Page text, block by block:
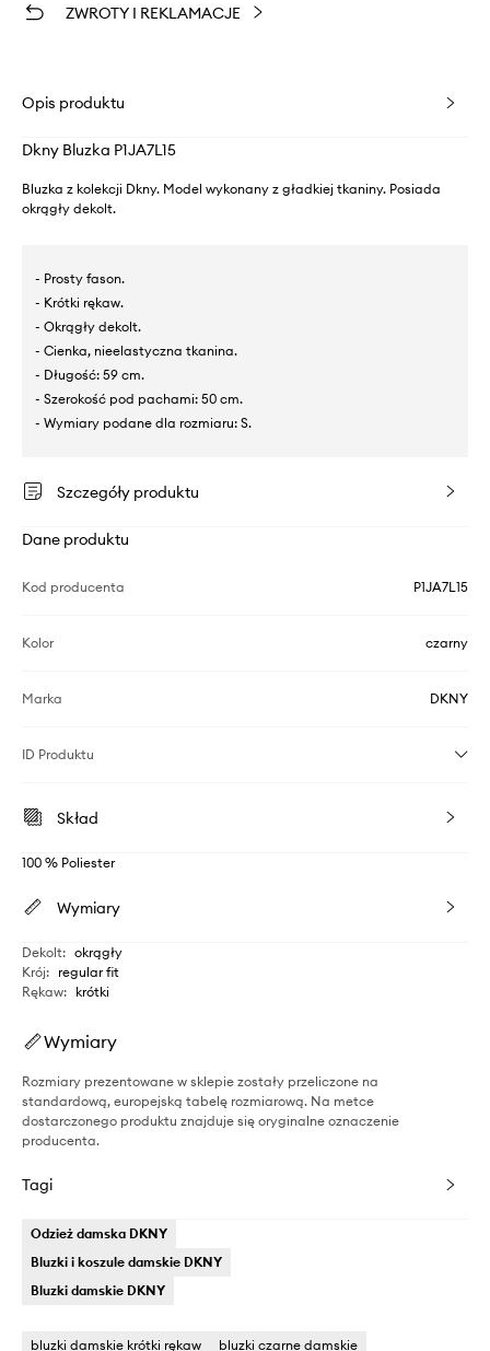
ZWROTY I REKLAMACJE
Opis produktu
Dkny Bluzka P1JA7L15
Bluzka z kolekcji Dkny. Model wykonany z gładkiej tkaniny. Posiada
okrągły dekolt.
- Prosty fason.
- Krótki rękaw.
- Okrągły dekolt.
- Cienka, nieelastyczna tkanina.
- Długość: 59 cm.
- Szerokość pod pachami: 50 cm.
- Wymiary podane dla rozmiaru: S.
Szczegóły produktu
Dane produktu
Kod producenta P1JA7L15
Kolor czarny
Marka DKNY
ID Produktu
Skład
100 % Poliester
Wymiary
Dekolt: okrągły
Krój: regular fit
Rękaw: krótki
Wymiary
Rozmiary prezentowane w sklepie zostały przeliczone na
standardową, europejską tabelę rozmiarową. Na metce
dostarczonego produktu znajduje się oryginalne oznaczenie
producenta.
Tagi
Odzież damska DKNY
Bluzki i koszule damskie DKNY
Bluzki damskie DKNY
bluzki damskie krótki rękaw bluzki czarne damskie